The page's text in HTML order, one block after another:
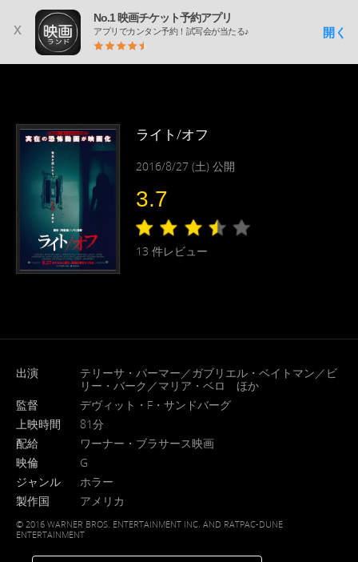
x
No.1 映画チケット予約アプリ
アプリでカンタン予約！試写会が当たる♪ 開く
ライト/オフ
2016/8/27 (土) 公開
3.7
13 件レビュー
出演
テリーサ・パーマー／ガブリエル・ベイトマン／ビ
リー・バーク／マリア・ベロ ほか
監督
デヴィット・F・サンドバーグ
上映時間
81分
配給
ワーナー・ブラサース映画
映倫
G
ジャンル
ホラー
製作国
アメリカ
© 2016 WARNER BROS. ENTERTAINMENT INC. AND RATPAC-DUNE
ENTERTAINMENT